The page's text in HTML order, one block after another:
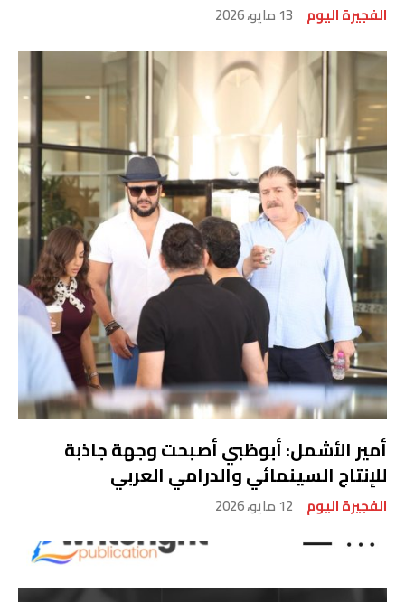
الفجيرة اليوم 13 مايو، 2026
أمير الأشمل: أبوظبي أصبحت وجهة جاذبة
للإنتاج السينمائي والدرامي العربي
الفجيرة اليوم 12 مايو، 2026